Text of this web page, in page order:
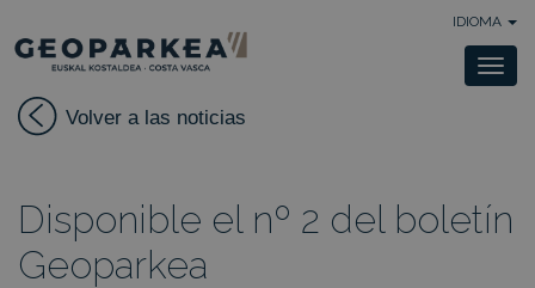
IDIOMA
Volver a las noticias
Disponible el nº 2 del boletín
Geoparkea